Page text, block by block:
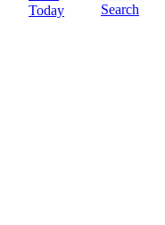
Today Search